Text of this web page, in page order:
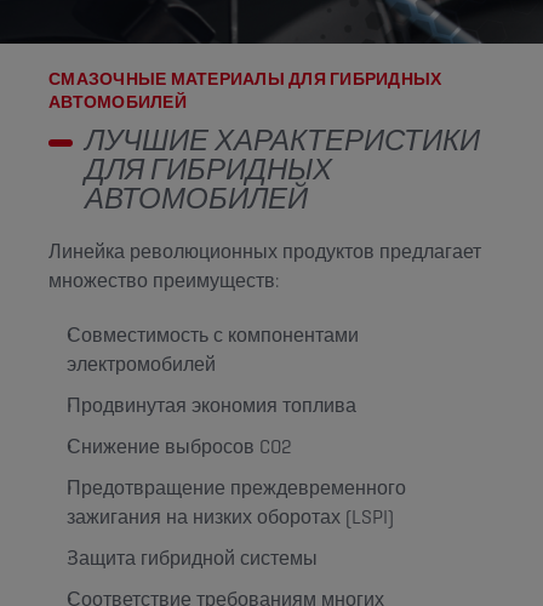
СМАЗОЧНЫЕ МАТЕРИАЛЫ ДЛЯ ГИБРИДНЫХ
АВТОМОБИЛЕЙ
ЛУЧШИЕ ХАРАКТЕРИСТИКИ
ДЛЯ ГИБРИДНЫХ
АВТОМОБИЛЕЙ
Линейка революционных продуктов предлагает
множество преимуществ:
Совместимость с компонентами
электромобилей
Продвинутая экономия топлива
Снижение выбросов CO2
Предотвращение преждевременного
зажигания на низких оборотах (LSPI)
Защита гибридной системы
Соответствие требованиям многих